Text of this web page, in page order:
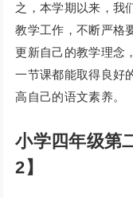
之，本学期以来，我
教学工作，不断严格
更新自己的教学理念
一节课都能取得良好
高自己的语文素养。
小学四年级第
2】